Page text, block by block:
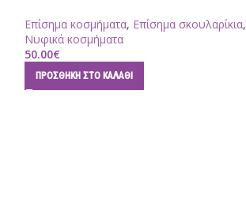
Επίσημα κοσμήματα, Επίσημα σκουλαρίκια,
Νυφικά κοσμήματα
50.00€
ΠΡΟΣΘΉΚΗ ΣΤΟ ΚΑΛΆΘΙ